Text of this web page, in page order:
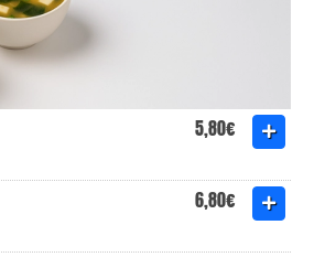
5,80€
6,80€